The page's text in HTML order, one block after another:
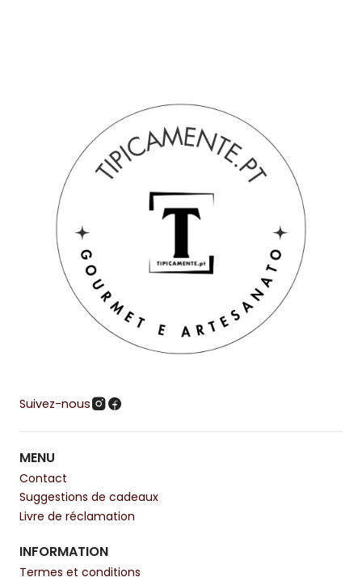
Suivez-nous
MENU
Contact
Suggestions de cadeaux
Livre de réclamation
INFORMATION
Termes et conditions